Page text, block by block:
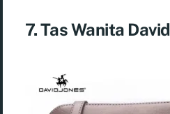
7. Tas Wanita